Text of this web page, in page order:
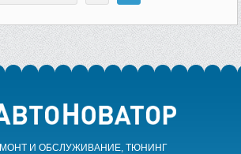
И ОБСЛУЖИВАНИЕ, ТЮНИНГ